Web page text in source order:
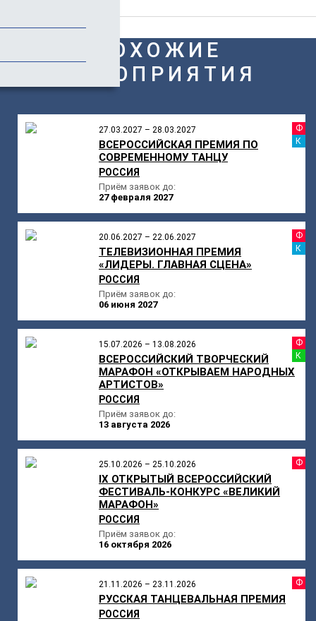
ПОХОЖИЕ
МЕРОПРИЯТИЯ
27.03.2027 – 28.03.2027
ВСЕРОССИЙСКАЯ ПРЕМИЯ ПО
СОВРЕМЕННОМУ ТАНЦУ
РОССИЯ
Приём заявок до:
27 февраля 2027
20.06.2027 – 22.06.2027
ТЕЛЕВИЗИОННАЯ ПРЕМИЯ
«ЛИДЕРЫ. ГЛАВНАЯ СЦЕНА»
РОССИЯ
Приём заявок до:
06 июня 2027
15.07.2026 – 13.08.2026
ВСЕРОССИЙСКИЙ ТВОРЧЕСКИЙ
МАРАФОН «ОТКРЫВАЕМ НАРОДНЫХ
АРТИСТОВ»
РОССИЯ
Приём заявок до:
13 августа 2026
25.10.2026 – 25.10.2026
IX ОТКРЫТЫЙ ВСЕРОССИЙСКИЙ
ФЕСТИВАЛЬ-КОНКУРС «ВЕЛИКИЙ
МАРАФОН»
РОССИЯ
Приём заявок до:
16 октября 2026
21.11.2026 – 23.11.2026
РУССКАЯ ТАНЦЕВАЛЬНАЯ ПРЕМИЯ
РОССИЯ